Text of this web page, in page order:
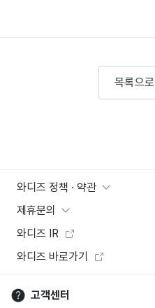
목록으
와디즈 정책 · 약관
제휴문의
와디즈 IR
와디즈 바로가기
고객센터